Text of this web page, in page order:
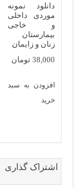
دانلود نمونه
موردی داخلی
و خاجی
بیمارستان
زنان و زایمان
38,000 تومان
افزودن به سبد
خرید
اشتراک گذاری